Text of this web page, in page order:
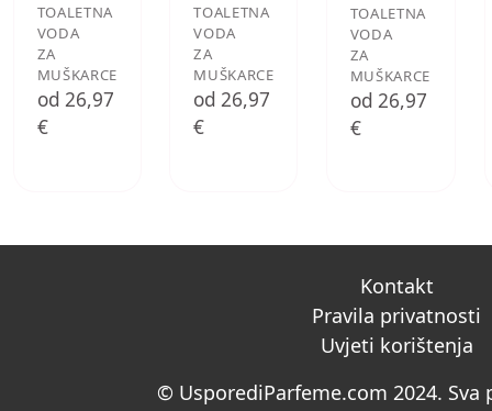
TOALETNA
VODA
ZA
MUŠKARCE
od 26,97
€
TOALETNA
VODA
ZA
MUŠKARCE
od 26,97
€
TOALETNA
VODA
ZA
MUŠKARCE
od 26,97
€
Kontakt
Pravila privatnosti
Uvjeti korištenja
© UsporediParfeme.com 2024. Sva